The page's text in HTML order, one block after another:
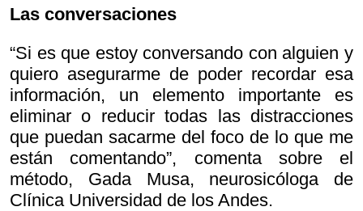
Las conversaciones
“Si es que estoy conversando con alguien y
quiero asegurarme de poder recordar esa
información, un elemento importante es
eliminar o reducir todas las distracciones
que puedan sacarme del foco de lo que me
están comentando”, comenta sobre el
método, Gada Musa, neurosicóloga de
Clínica Universidad de los Andes.